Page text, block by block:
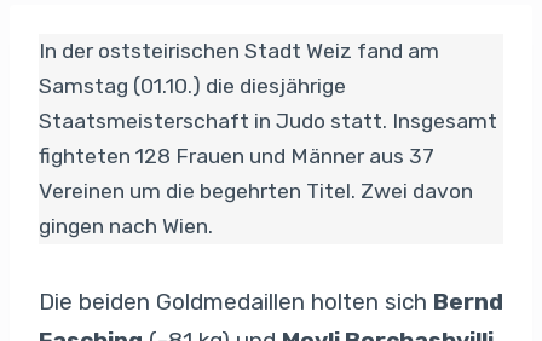
In der oststeirischen Stadt Weiz fand am
Samstag (01.10.) die diesjährige
Staatsmeisterschaft in Judo statt. Insgesamt
fighteten 128 Frauen und Männer aus 37
Vereinen um die begehrten Titel. Zwei davon
gingen nach Wien.
Die beiden Goldmedaillen holten sich Bernd